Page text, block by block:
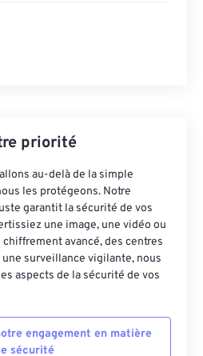
priorité
au-delà de la simple
les protégeons. Notre
garantit la sécurité de vos
une image, une vidéo ou
chiffrement avancé, des centres
surveillance vigilante, nous
aspects de la sécurité de vos
engagement en matière
sécurité